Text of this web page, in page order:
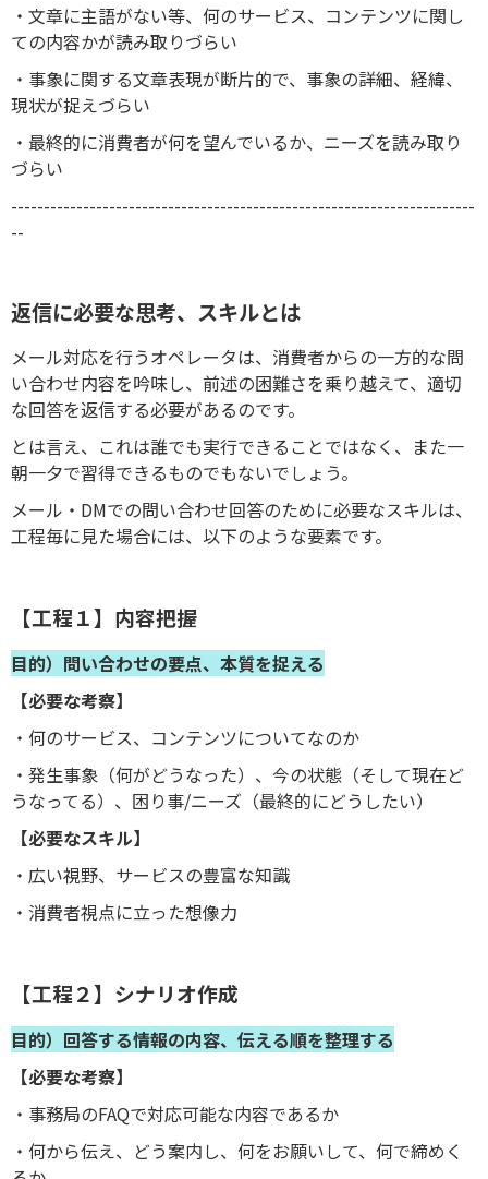
・文章に主語がない等、何のサービス、コンテンツに関し
ての内容かが読み取りづらい
・事象に関する文章表現が断片的で、事象の詳細、経緯、
現状が捉えづらい
・最終的に消費者が何を望んでいるか、ニーズを読み取り
づらい
-----------------------------------------------------------------------
--
返信に必要な思考、スキルとは
メール対応を行うオペレータは、消費者からの一方的な問
い合わせ内容を吟味し、前述の困難さを乗り越えて、適切
な回答を返信する必要があるのです。
とは言え、これは誰でも実行できることではなく、また一
朝一夕で習得できるものでもないでしょう。
メール・DMでの問い合わせ回答のために必要なスキルは、
工程毎に見た場合には、以下のような要素です。
【工程１】内容把握
目的）問い合わせの要点、本質を捉える
【必要な考察】
・何のサービス、コンテンツについてなのか
・発生事象（何がどうなった）、今の状態（そして現在ど
うなってる）、困り事/ニーズ（最終的にどうしたい）
【必要なスキル】
・広い視野、サービスの豊富な知識
・消費者視点に立った想像力
【工程２】シナリオ作成
目的）回答する情報の内容、伝える順を整理する
【必要な考察】
・事務局のFAQで対応可能な内容であるか
・何から伝え、どう案内し、何をお願いして、何で締めく